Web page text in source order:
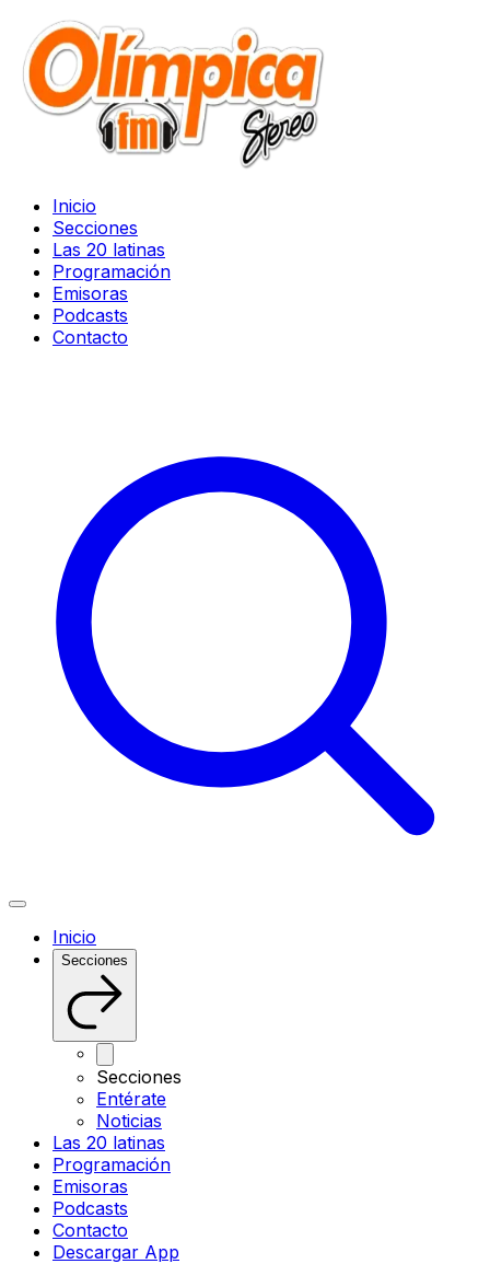
Inicio
Secciones
Las 20 latinas
Programación
Emisoras
Podcasts
Contacto
Inicio
Secciones
Secciones
Entérate
Noticias
Las 20 latinas
Programación
Emisoras
Podcasts
Contacto
Descargar App